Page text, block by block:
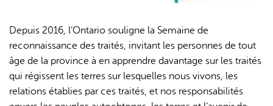
Depuis 2016, l’Ontario souligne la Semaine de
reconnaissance des traités, invitant les personnes de tout
âge de la province à en apprendre davantage sur les traités
qui régissent les terres sur lesquelles nous vivons, les
relations établies par ces traités, et nos responsabilités